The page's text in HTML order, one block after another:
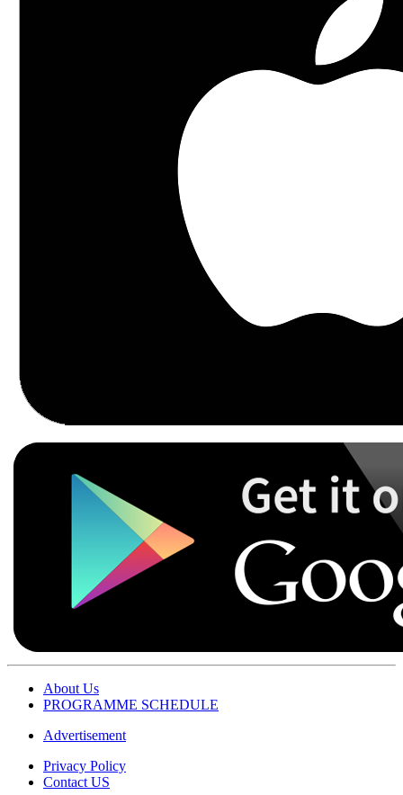
About Us
PROGRAMME SCHEDULE
Advertisement
Privacy Policy
Contact US